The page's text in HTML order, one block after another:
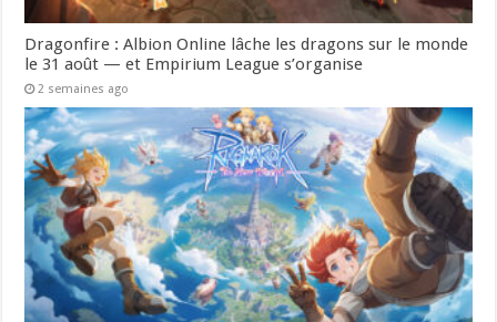
Dragonfire : Albion Online lâche les dragons sur le monde
le 31 août — et Empirium League s’organise
2 semaines ago